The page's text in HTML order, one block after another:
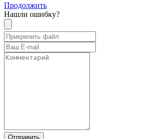
Продолжить
Нашли ошибку?